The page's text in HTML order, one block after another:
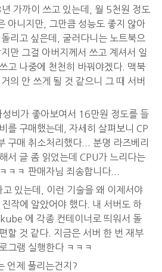
가까이 쓰고 있는데, 월 5천원 정도
아니지만, 그만큼 성능도 좋지 않아
리고 싶은데, 굴러다니는 노트북으
만 그걸 아버지께서 쓰고 계셔서 일
고 나중에 천천히 바꿔야겠다. 맥북
의 안 쓰게 될 것 같으니 그 때 서버
비가 좋아보여서 16만원 정도를 들
를 구매했는데, 자세히 살펴보니 CP
구매 취소처리했다... 분명 라즈베리
서 글 좀 읽었는데 CPU가 느리다는
ㅋㅋ 판매자님 죄송합니다...
고 있는데, 이런 기술을 왜 이제서야
작에 알았어야 했다. 내 서버도 하
에 각종 컨테이너로 띄워서 돌
할 것 같다. 지금은 서버 한 번 재부
그램 실행한다 ㅋㅋㅋ
언제 풀리는건지?